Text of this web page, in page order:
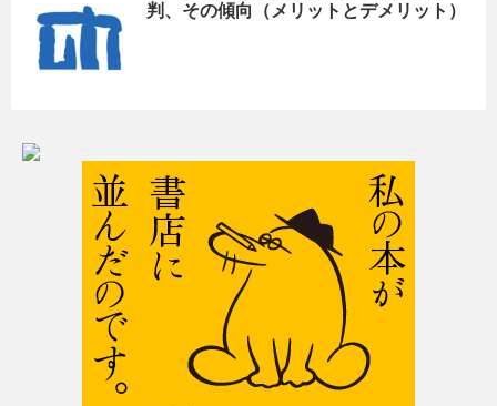
判、その傾向（メリットとデメリット）